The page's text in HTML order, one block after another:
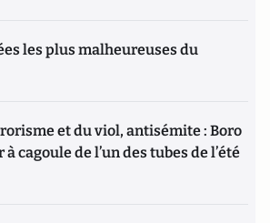
les plus malheureuses du
et du viol, antisémite : Boro
cagoule de l’un des tubes de l’été